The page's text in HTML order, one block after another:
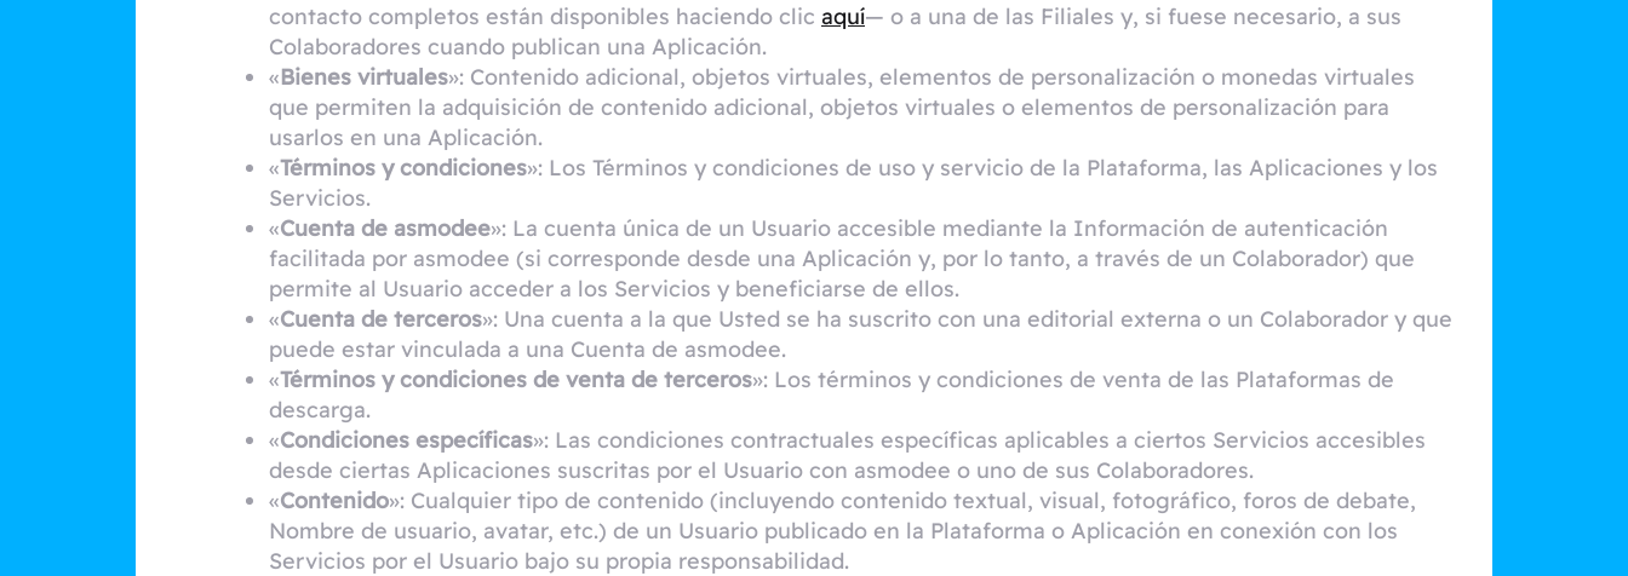
contacto completos están disponibles haciendo clic aquí— o a una de las Filiales y, si fuese necesario, a sus
Colaboradores cuando publican una Aplicación.
«Bienes virtuales»: Contenido adicional, objetos virtuales, elementos de personalización o monedas virtuales
que permiten la adquisición de contenido adicional, objetos virtuales o elementos de personalización para
usarlos en una Aplicación.
«Términos y condiciones»: Los Términos y condiciones de uso y servicio de la Plataforma, las Aplicaciones y los
Servicios.
«Cuenta de asmodee»: La cuenta única de un Usuario accesible mediante la Información de autenticación
facilitada por asmodee (si corresponde desde una Aplicación y, por lo tanto, a través de un Colaborador) que
permite al Usuario acceder a los Servicios y beneficiarse de ellos.
«Cuenta de terceros»: Una cuenta a la que Usted se ha suscrito con una editorial externa o un Colaborador y que
puede estar vinculada a una Cuenta de asmodee.
«Términos y condiciones de venta de terceros»: Los términos y condiciones de venta de las Plataformas de
descarga.
«Condiciones específicas»: Las condiciones contractuales específicas aplicables a ciertos Servicios accesibles
desde ciertas Aplicaciones suscritas por el Usuario con asmodee o uno de sus Colaboradores.
«Contenido»: Cualquier tipo de contenido (incluyendo contenido textual, visual, fotográfico, foros de debate,
Nombre de usuario, avatar, etc.) de un Usuario publicado en la Plataforma o Aplicación en conexión con los
Servicios por el Usuario bajo su propia responsabilidad.